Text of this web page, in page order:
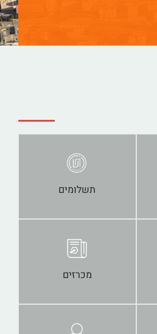
תשלומים
מכרזים